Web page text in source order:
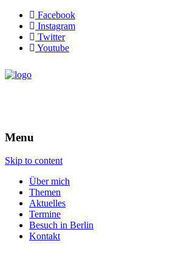
Facebook
Instagram
Twitter
Youtube
Menu
Skip to content
Über mich
Themen
Aktuelles
Termine
Besuch in Berlin
Kontakt